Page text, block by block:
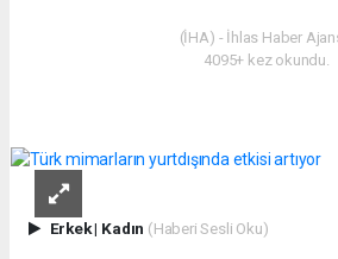
(İHA) - İhlas Haber
4095+ kez okundu.
Erkek| Kadın (Haberi Sesli Oku)